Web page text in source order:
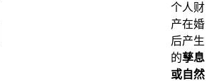
个人财
产在婚
后产生
的孳息
或自然